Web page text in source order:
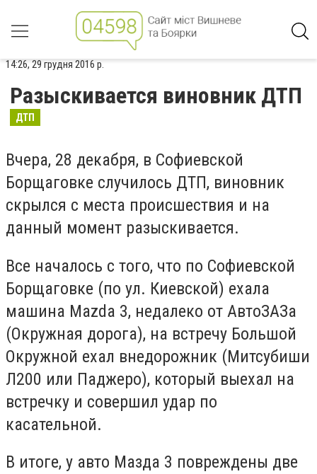
14:26, 29 грудня 2016 р.
Разыскивается виновник ДТП
ДТП
Вчера, 28 декабря, в Софиевской
Борщаговке случилось ДТП, виновник
скрылся с места происшествия и на
данный момент разыскивается.
Все началось с того, что по Софиевской
Борщаговке (по ул. Киевской) ехала
машина Mazda 3, недалеко от АвтоЗАЗа
(Окружная дорога), на встречу Большой
Окружной ехал внедорожник (Митсубиши
Л200 или Паджеро), который выехал на
встречку и совершил удар по
касательной.
В итоге, у авто Мазда 3 повреждены две